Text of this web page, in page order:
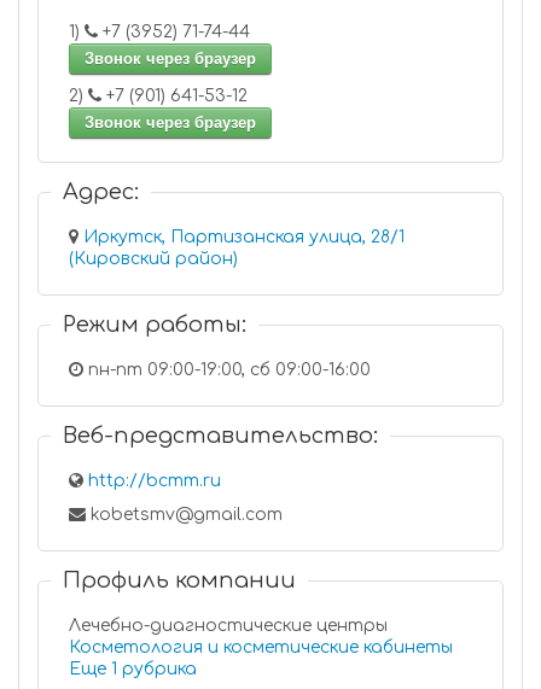
1)
+7 (3952) 71-74-44
Звонок через браузер
2)
+7 (901) 641-53-12
Звонок через браузер
Адрес:
Иркутск, Партизанская улица, 28/1
(Кировский район)
Режим работы:
пн-пт 09:00-19:00, сб 09:00-16:00
Веб-представительство:
http://bcmm.ru
kobetsmv@gmail.com
Профиль компании
Лечебно-диагностические центры
Косметология и косметические кабинеты
Еще 1 рубрика